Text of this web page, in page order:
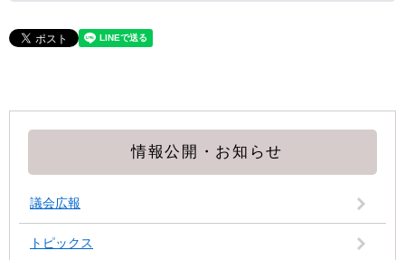
情報公開・お知らせ
議会広報
トピックス